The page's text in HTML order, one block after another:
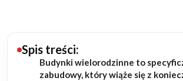
Budowa domu
Spis treści:
Budynki wielorodzinne to
zabudowy, który wiąże się z